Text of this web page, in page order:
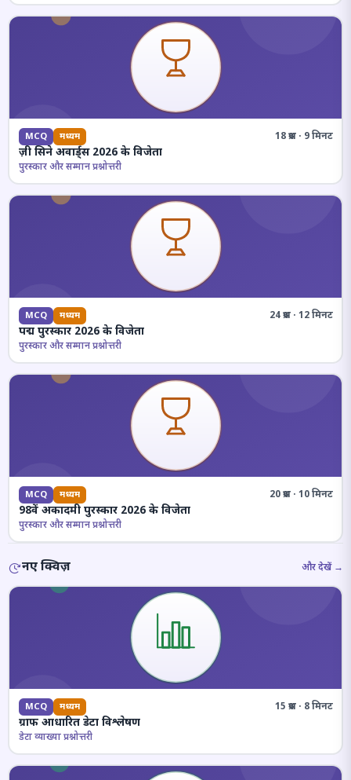
MCQ मध्यम 18 प्रश्न · 9 मिनट
ज़ी सिने अवार्ड्स 2026 के विजेता
पुरस्कार और सम्मान प्रश्नोत्तरी
MCQ मध्यम 24 प्रश्न · 12 मिनट
पद्म पुरस्कार 2026 के विजेता
पुरस्कार और सम्मान प्रश्नोत्तरी
MCQ मध्यम 20 प्रश्न · 10 मिनट
98वें अकादमी पुरस्कार 2026 के विजेता
पुरस्कार और सम्मान प्रश्नोत्तरी
नए क्विज़ और देखें →
MCQ मध्यम 15 प्रश्न · 8 मिनट
ग्राफ आधारित डेटा विश्लेषण
डेटा व्याख्या प्रश्नोत्तरी